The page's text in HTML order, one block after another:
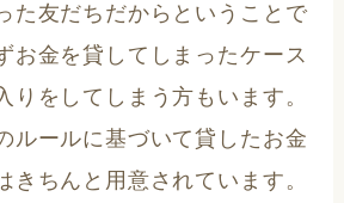
た友だちだからということで
お金を貸してしまったケース
りをしてしまう方もいます。
ルールに基づいて貸したお金
きちんと用意されています。